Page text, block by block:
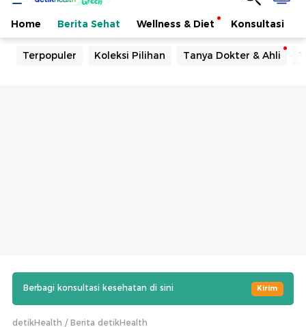
Home Berita Sehat Wellness & Diet Konsultasi
Terpopuler Koleksi Pilihan Tanya Dokter & Ahli
Berbagi konsultasi kesehatan di sini Kirim
detikHealth Berita detikHealth